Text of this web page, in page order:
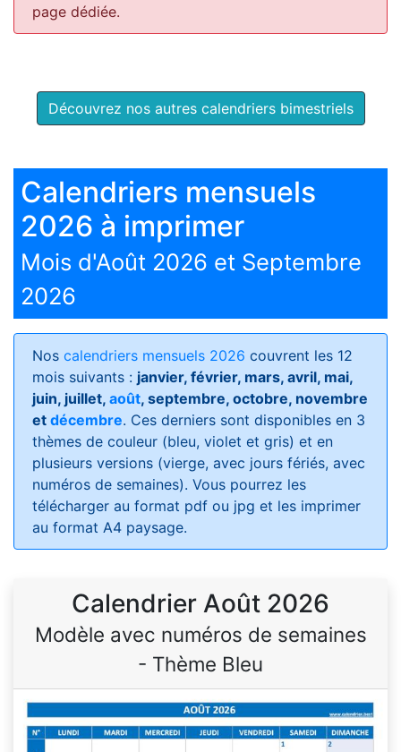
page dédiée.
Découvrez nos autres calendriers bimestriels
Calendriers mensuels
2026 à imprimer
Mois d'Août 2026 et Septembre
2026
Nos calendriers mensuels 2026 couvrent les 12
mois suivants : janvier, février, mars, avril, mai,
juin, juillet, août, septembre, octobre, novembre
et décembre. Ces derniers sont disponibles en 3
thèmes de couleur (bleu, violet et gris) et en
plusieurs versions (vierge, avec jours fériés, avec
numéros de semaines). Vous pourrez les
télécharger au format pdf ou jpg et les imprimer
au format A4 paysage.
Calendrier Août 2026
Modèle avec numéros de semaines
- Thème Bleu